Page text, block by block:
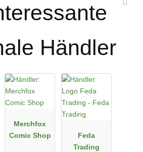
Händler
Merchfox
Comic Shop
Feda
Trading